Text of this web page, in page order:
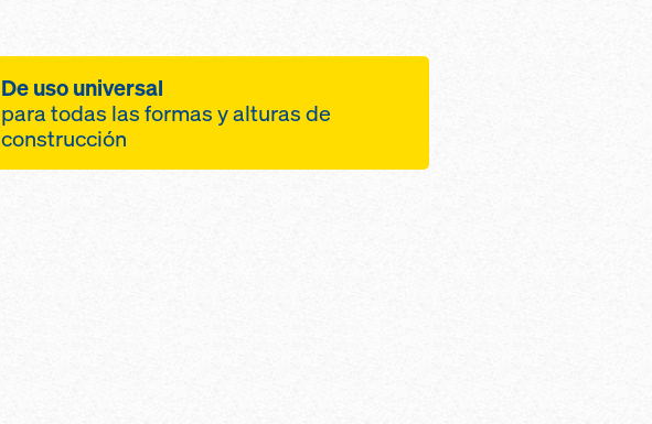
De uso universal
para todas las formas y alturas de
construcción